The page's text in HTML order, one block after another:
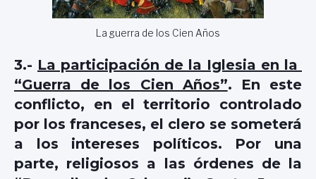
La guerra de los Cien Años
3.- La participación de la Iglesia en la
“Guerra de los Cien Años”. En este
conflicto, en el territorio controlado
por los franceses, el clero se someterá
a los intereses políticos. Por una
parte, religiosos a las órdenes de la